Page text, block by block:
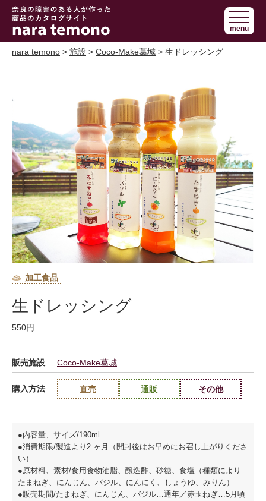
奈良で障害の
ある人の手作
り商品 nara
menu
nara temono > 施設 > Coco-Make葛城 > 生ドレッシング
加工食品
生ドレッシング
550円
販売施設 Coco-Make葛城
購入方法 直売 通販 その他
●内容量、サイズ/190ml
●消費期限/製造より2 ヶ月（開封後はお早めにお召し上がりくださ
い）
●原材料、素材/食用食物油脂、醸造酢、砂糖、食塩（種類により
たまねぎ、にんじん、バジル、にんにく、しょうゆ、みりん）
●販売期間/たまねぎ、にんじん、バジル…通年／赤玉ねぎ…5月頃